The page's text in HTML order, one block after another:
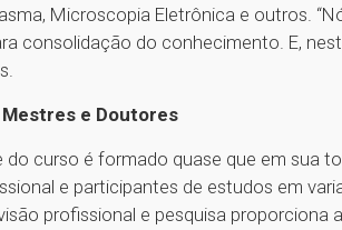
Microscopia Eletrônica e outros.
consolidação do conhecimento. E,
e Doutores
do curso é formado quase que em sua
e participantes de estudos em
profissional e pesquisa proporciona